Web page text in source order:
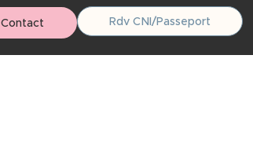
Contact Rdv CNI/Passeport